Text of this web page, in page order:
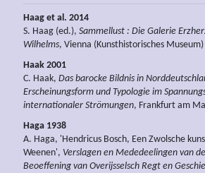
Haag et al. 2014
S. Haag (ed.), Sammellust : Die Galerie
Wilhelms, Vienna (Kunsthistorisches
Haak 2001
C. Haak, Das barocke Bildnis in
Erscheinungsform und Typologie im
internationaler Strömungen, Frankfurt am
Haga 1938
A. Haga, 'Hendricus Bosch, Een Zwolsche
Weenen', Verslagen en Mededeelingen van
Beoeffening van Overijsselsch Regt en